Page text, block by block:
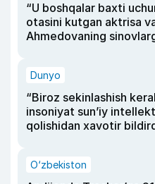
“U boshqalar baxti
otasini kutgan aktrisa
Ahmedovaning
Dunyo
“Biroz sekinlashish
insoniyat sun’iy
qolishidan xavotir
O‘zbekiston